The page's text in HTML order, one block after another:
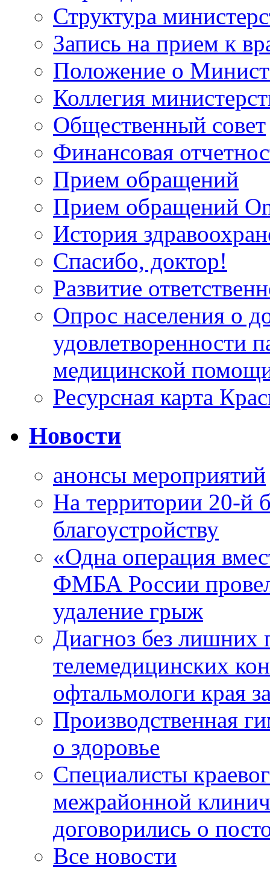
Структура
Запись на прием к
Положение о
Коллегия
Общественный совет
Финансовая
Прием обращений
Прием обращений
История
Спасибо, доктор!
Развитие
Опрос населения о
удовлетворенности
медицинской
Ресурсная карта
Новости
анонсы мероприятий
На территории 20-й
благоустройству
«Одна операция
ФМБА России
удаление грыж
Диагноз без лишних
телемедицинских
офтальмологи края
Производственная
о здоровье
Специалисты
межрайонной
договорились о
Все новости